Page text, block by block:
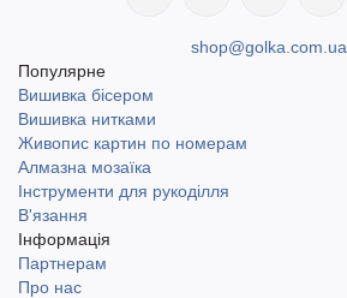
shop@golka.com.ua
Популярне
Вишивка бісером
Вишивка нитками
Живопис картин по номерам
Алмазна мозаїка
Інструменти для рукоділля
В'язання
Інформація
Партнерам
Про нас